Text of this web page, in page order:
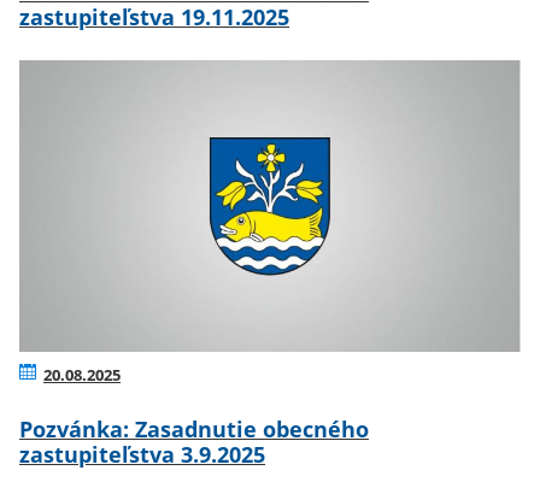
zastupiteľstva 19.11.2025
20.08.2025
Pozvánka: Zasadnutie obecného
zastupiteľstva 3.9.2025